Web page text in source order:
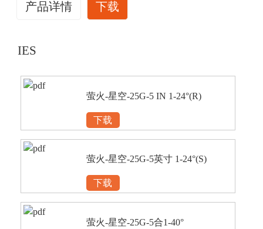
产品详情 下载
IES
萤火-星空-25G-5 IN 1-24°(R)
下载
萤火-星空-25G-5英寸 1-24°(S)
下载
萤火-星空-25G-5合1-40°